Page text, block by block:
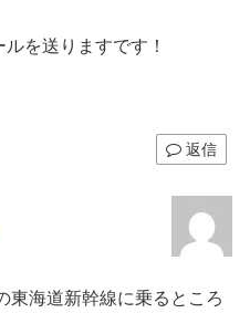
を送りますです！
返信
東海道新幹線に乗るところ